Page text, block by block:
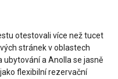
otestovali více než tucet
stránek v oblastech
ubytování a Anolla se jasně
flexibilní rezervační